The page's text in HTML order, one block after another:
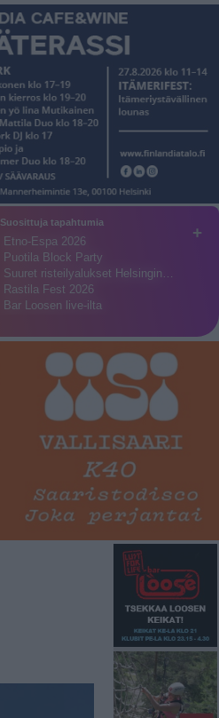
+
Suosittuja tapahtumia
Etno-Espa 2026
Puotila Block Party
Suuret risteilyalukset Helsingin…
Rastila Fest 2026
Bar Loosen live-ilta